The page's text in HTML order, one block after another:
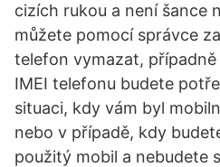
cizích rukou a není šance
můžete pomocí správce
telefon vymazat,
IMEI telefonu budete
situaci, kdy vám byl
nebo v případě, kdy
použitý mobil a nebudete